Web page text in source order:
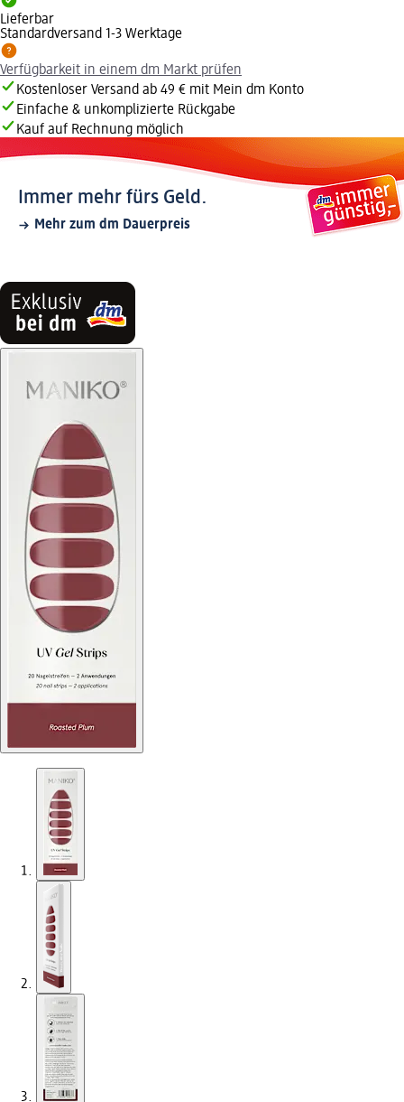
Lieferbar
Standardversand 1-3 Werktage
Verfügbarkeit in einem dm Markt prüfen
Kostenloser Versand ab 49 € mit Mein dm Konto
Einfache & unkomplizierte Rückgabe
Kauf auf Rechnung möglich
Immer mehr fürs Geld.
Mehr zum dm Dauerpreis